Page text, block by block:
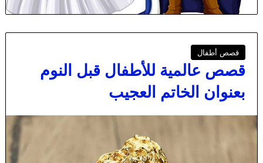
قصص أطفال
قصص عالمية للأطفال قبل النوم
بعنوان الخاتم العجيب